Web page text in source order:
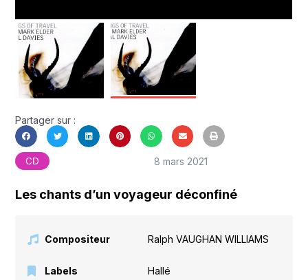
Partager sur :
CD 8 mars 2021
Les chants d’un voyageur déconfiné
Compositeur Ralph VAUGHAN WILLIAMS
Labels Hallé